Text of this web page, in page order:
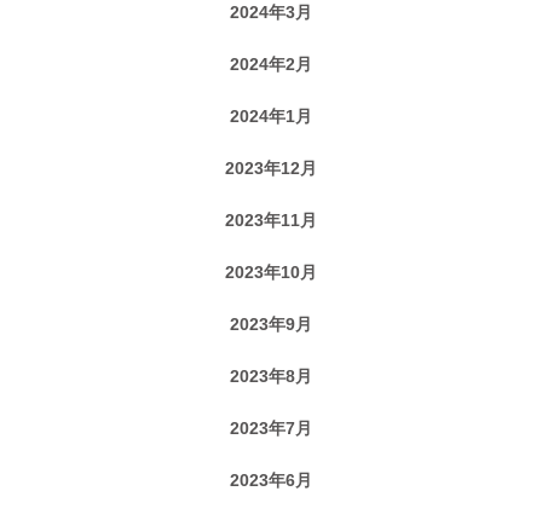
2024年3月
2024年2月
2024年1月
2023年12月
2023年11月
2023年10月
2023年9月
2023年8月
2023年7月
2023年6月